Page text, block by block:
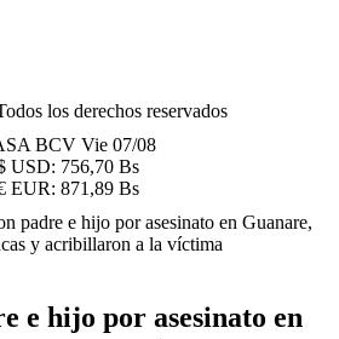
los derechos reservados
BCV Vie 07/08
USD: 756,70 Bs
EUR: 871,89 Bs
padre e hijo por asesinato en Guanare,
y acribillaron a la víctima
e hijo por asesinato en